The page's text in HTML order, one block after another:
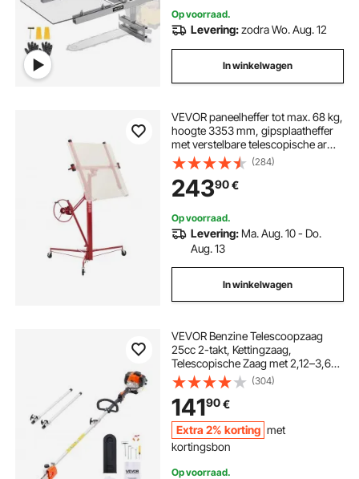
Op voorraad.
Levering:zodra Wo. Aug. 12
In winkelwagen
VEVOR paneelheffer tot max. 68 kg,
hoogte 3353 mm, gipsplaatheffer
met verstelbare telescopische arm,
gipsplaatheffer, paneelheffer,
hijsapparatuur, gereedschap, voor
plafond- en wandmontage (rood)
(284)
24390€
Op voorraad.
Levering: Ma. Aug. 10 - Do.
Aug. 13
In winkelwagen
VEVOR Benzine Telescoopzaag
25cc 2-takt, Kettingzaag,
Telescopische Zaag met 2,12–3,62
m uitschuifbare steel, 30,5 cm
zaagblad, 650 ml brandstoftank,
voor krachtig zagen in hoge
boomkruinen.
(304)
14190€
Extra 2% korting met
kortingsbon
Op voorraad.